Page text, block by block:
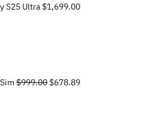
S25 Ultra$1,699.00
$999.00$678.89